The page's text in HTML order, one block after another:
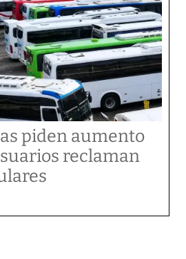
piden aumento
reclaman